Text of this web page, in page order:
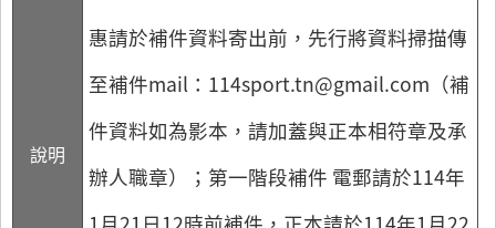
說明
惠請於補件資料寄出前，先行將資料掃描傳
至補件mail：114sport.tn@gmail.com（補
件資料如為影本，請加蓋與正本相符章及承
辦人職章）；第一階段補件 電郵請於114年